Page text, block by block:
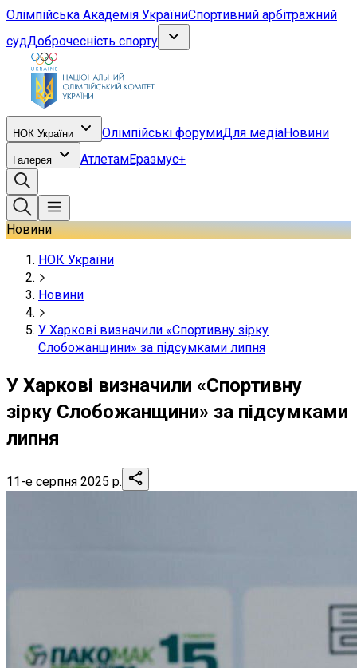
Олімпійська Академія УкраїниСпортивний арбітражний
судДоброчесність спорту
НОК України Олімпійські форумиДля медіаНовини
Галерея АтлетамЕразмус+
Новини
НОК України
Новини
У Харкові визначили «Спортивну зірку
Слобожанщини» за підсумками липня
У Харкові визначили «Спортивну
зірку Слобожанщини» за підсумками
липня
11-е серпня 2025 р.